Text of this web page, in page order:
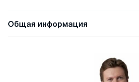
Общая информация